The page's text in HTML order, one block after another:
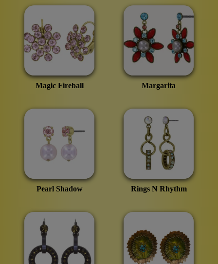
Magic Fireball Margarita
Pearl Shadow Rings N Rhythm